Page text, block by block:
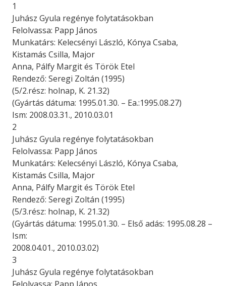
1
Juhász Gyula regénye folytatásokban
Felolvassa: Papp János
Munkatárs: Kelecsényi László, Kónya Csaba,
Kistamás Csilla, Major
Anna, Pálfy Margit és Török Etel
Rendező: Seregi Zoltán (1995)
(5/2.rész: holnap, K. 21.32)
(Gyártás dátuma: 1995.01.30. – Ea.:1995.08.27)
Ism: 2008.03.31., 2010.03.01
2
Juhász Gyula regénye folytatásokban
Felolvassa: Papp János
Munkatárs: Kelecsényi László, Kónya Csaba,
Kistamás Csilla, Major
Anna, Pálfy Margit és Török Etel
Rendező: Seregi Zoltán (1995)
(5/3.rész: holnap, K. 21.32)
(Gyártás dátuma: 1995.01.30. – Első adás: 1995.08.28 –
Ism:
2008.04.01., 2010.03.02)
3
Juhász Gyula regénye folytatásokban